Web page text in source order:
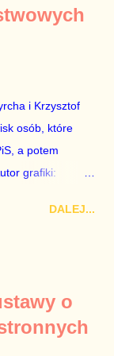
osoby w
ale też
jest
o
czasu,
a
i Krzysztof
osób, które
a potem
grafiki:
przypadków
Skarbu
zarządy
partyjne.
DALEJ...
o